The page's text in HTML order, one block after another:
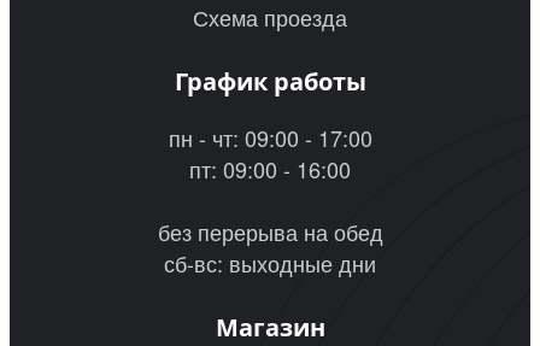
Схема проезда
График работы
пн - чт: 09:00 - 17:00
пт: 09:00 - 16:00
без перерыва на обед
сб-вс: выходные дни
Магазин